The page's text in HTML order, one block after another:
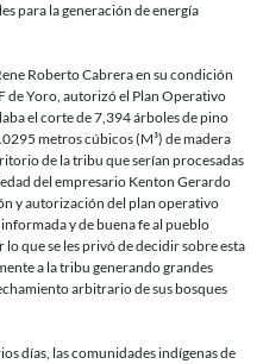
para la generación de energía
Roberto Cabrera en su condición
de Yoro, autorizó el Plan Operativo
el corte de 7,394 árboles de pino
metros cúbicos (M³) de madera
de la tribu que serían procesadas
del empresario Kenton Gerardo
y autorización del plan operativo
y de buena fe al pueblo
que se les privó de decidir sobre esta
a la tribu generando grandes
arbitrario de sus bosques
días, las comunidades indígenas de